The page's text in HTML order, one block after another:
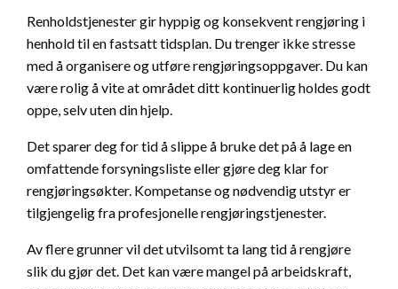
Renholdstjenester gir hyppig og konsekvent rengjøring i
henhold til en fastsatt tidsplan. Du trenger ikke stresse
med å organisere og utføre rengjøringsoppgaver. Du kan
være rolig å vite at området ditt kontinuerlig holdes godt
oppe, selv uten din hjelp.
Det sparer deg for tid å slippe å bruke det på å lage en
omfattende forsyningsliste eller gjøre deg klar for
rengjøringsøkter. Kompetanse og nødvendig utstyr er
tilgjengelig fra profesjonelle rengjøringstjenester.
Av flere grunner vil det utvilsomt ta lang tid å rengjøre
slik du gjør det. Det kan være mangel på arbeidskraft,